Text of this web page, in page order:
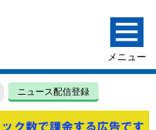
ニュース配信登録